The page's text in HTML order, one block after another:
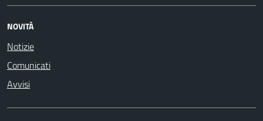
NOVITÀ
Notizie
Comunicati
Avvisi